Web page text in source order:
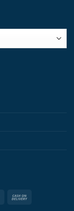
MasterCard